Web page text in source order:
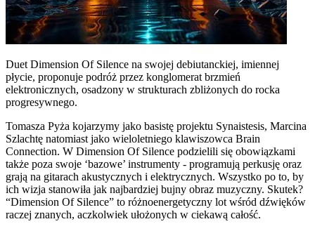
Duet Dimension Of Silence na swojej debiutanckiej, imiennej
płycie, proponuje podróż przez konglomerat brzmień
elektronicznych, osadzony w strukturach zbliżonych do rocka
progresywnego.
Tomasza Pyża kojarzymy jako basistę projektu Synaistesis, Marcina
Szlachtę natomiast jako wieloletniego klawiszowca Brain
Connection. W Dimension Of Silence podzielili się obowiązkami
także poza swoje ‘bazowe’ instrumenty - programują perkusję oraz
grają na gitarach akustycznych i elektrycznych. Wszystko po to, by
ich wizja stanowiła jak najbardziej bujny obraz muzyczny. Skutek?
“Dimension Of Silence” to różnoenergetyczny lot wśród dźwięków
raczej znanych, aczkolwiek ułożonych w ciekawą całość.